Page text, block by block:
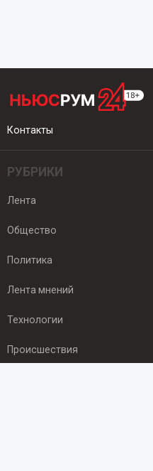
Контакты
РУБРИКИ
Лента
Общество
Политика
Лента мнений
Технологии
Происшествия